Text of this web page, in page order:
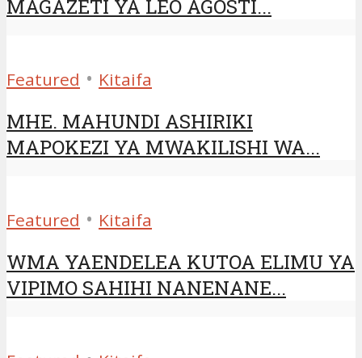
MAGAZETI YA LEO AGOSTI...
Featured • Kitaifa
MHE. MAHUNDI ASHIRIKI
MAPOKEZI YA MWAKILISHI WA...
Featured • Kitaifa
WMA YAENDELEA KUTOA ELIMU YA
VIPIMO SAHIHI NANENANE...